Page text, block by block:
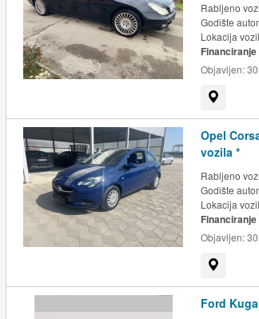
Rabljeno
Godište
Lokacija
Objavljen:
Opel
vozila *
Rabljeno
Godište
Lokacija
Objavljen:
Ford